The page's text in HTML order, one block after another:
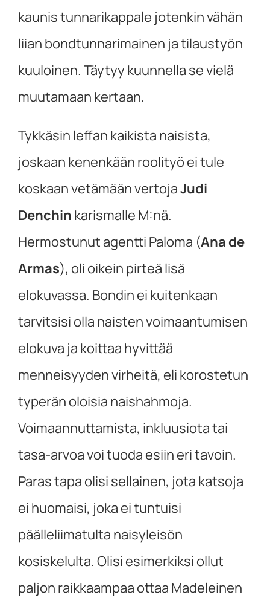
kaunis tunnarikappale jotenkin vähän
liian bondtunnarimainen ja tilaustyön
kuuloinen. Täytyy kuunnella se vielä
muutamaan kertaan.
Tykkäsin leffan kaikista naisista,
joskaan kenenkään roolityö ei tule
koskaan vetämään vertojaJudi
Denchin karismalle M:nä.
Hermostunut agentti Paloma (Ana de
Armas), oli oikein pirteä lisä
elokuvassa. Bondin ei kuitenkaan
tarvitsisi olla naisten voimaantumisen
elokuva ja koittaa hyvittää
menneisyyden virheitä, eli korostetun
typerän oloisia naishahmoja.
Voimaannuttamista, inkluusiota tai
tasa-arvoa voi tuoda esiin eri tavoin.
Paras tapa olisi sellainen, jota katsoja
ei huomaisi, joka ei tuntuisi
päälleliimatulta naisyleisön
kosiskelulta. Olisi esimerkiksi ollut
paljon raikkaampaa ottaa Madeleinen